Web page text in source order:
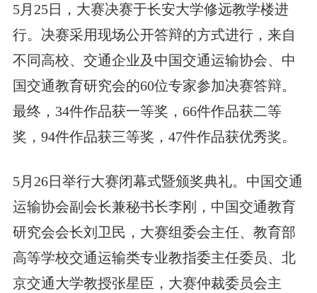
5月25日，大赛决赛于长安大学修远教学楼进
行。决赛采用现场公开答辩的方式进行，来自
不同高校、交通企业及中国交通运输协会、中
国交通教育研究会的60位专家参加决赛答辩。
最终，34件作品获一等奖，66件作品获二等
奖，94件作品获三等奖，47件作品获优秀奖。
5月26日 举行大赛闭幕式暨颁奖典礼。中国交通
运输协会副会长兼秘书长李刚，中国交通教育
研究会会长刘卫民，大赛组委会主任、教育部
高等学校交通运输类专业教指委主任委员、北
京交通大学教授张星臣，大赛仲裁委员会主